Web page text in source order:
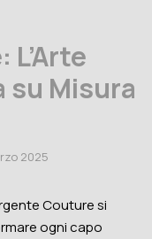
su Misura
2025
Couture si
ogni capo